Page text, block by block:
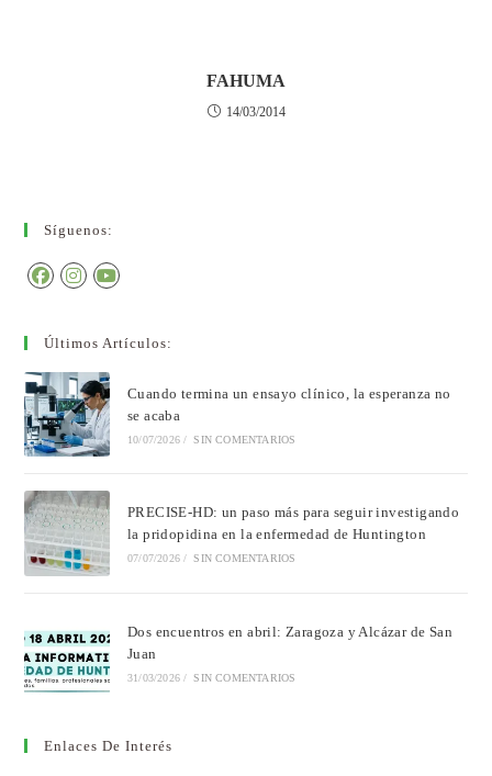
FAHUMA
14/03/2014
Síguenos:
Últimos Artículos:
Cuando termina un ensayo clínico, la esperanza no
se acaba
10/07/2026 / SIN COMENTARIOS
PRECISE-HD: un paso más para seguir investigando
la pridopidina en la enfermedad de Huntington
07/07/2026 / SIN COMENTARIOS
Dos encuentros en abril: Zaragoza y Alcázar de San
Juan
31/03/2026 / SIN COMENTARIOS
Enlaces De Interés